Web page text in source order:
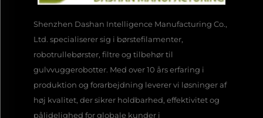
Shenzhen Dashan Intelligence Manufacturing Co.,
Ltd. specialiserer sig i børstefilamenter,
robotrullebørster, filtre og tilbehør til
gulvvuggerobotter. Med over 10 års erfaring i
produktion og forarbejdning leverer vi løsninger af
høj kvalitet, der sikrer holdbarhed, effektivitet og
pålidelighed for globale kunder i